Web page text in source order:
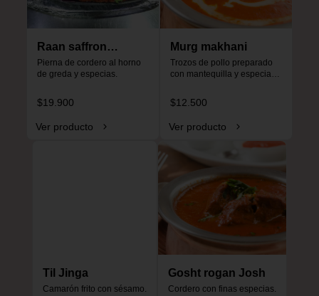
Raan saffron
special
Pierna de cordero al horno
de greda y especias.
$19.900
Ver producto
Murg makhani
Trozos de pollo preparado
con mantequilla y especias,
picante.
$12.500
Ver producto
Til Jinga
Camarón frito con sésamo.
Gosht rogan Josh
Cordero con finas especias.